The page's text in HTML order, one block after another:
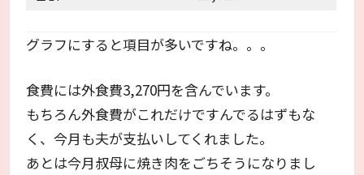
グラフにすると項目が多いですね。。。
食費には外食費3,270円を含んでいます。
もちろん外食費がこれだけですんでるはずもな
く、今月も夫が支払いしてくれました。
あとは今月叔母に焼き肉をごちそうになりまし